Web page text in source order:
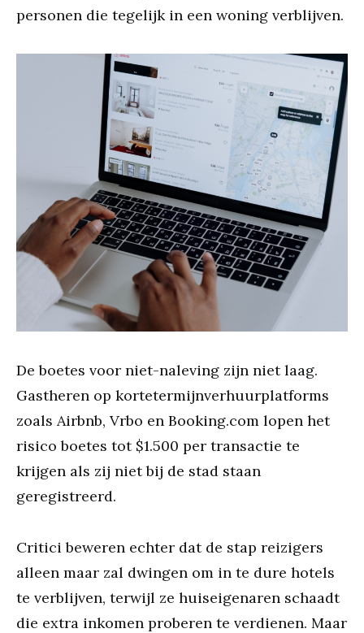
personen die tegelijk in een woning verblijven.
De boetes voor niet-naleving zijn niet laag.
Gastheren op kortetermijnverhuurplatforms
zoals Airbnb, Vrbo en Booking.com lopen het
risico boetes tot $1.500 per transactie te
krijgen als zij niet bij de stad staan
geregistreerd.
Critici beweren echter dat de stap reizigers
alleen maar zal dwingen om in te dure hotels
te verblijven, terwijl ze huiseigenaren schaadt
die extra inkomen proberen te verdienen. Maar